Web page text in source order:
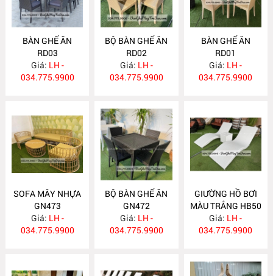
BÀN GHẾ ĂN
RD03
Giá: LH -
034.775.9900
BỘ BÀN GHẾ ĂN
RD02
Giá: LH -
034.775.9900
BÀN GHẾ ĂN
RD01
Giá: LH -
034.775.9900
SOFA MÂY NHỰA
GN473
Giá: LH -
034.775.9900
BỘ BÀN GHẾ ĂN
GN472
Giá: LH -
034.775.9900
GIƯỜNG HỒ BƠI
MÀU TRẮNG HB50
Giá: LH -
034.775.9900